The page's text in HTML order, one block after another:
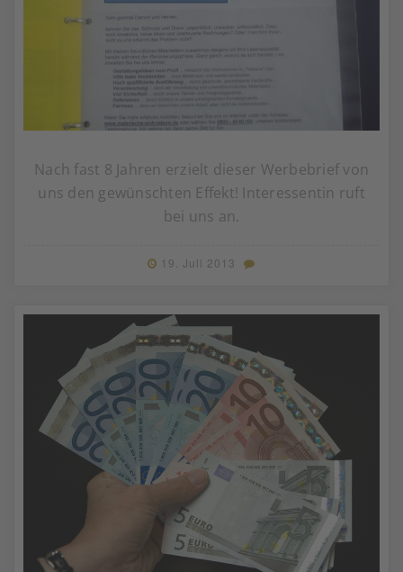
Nach fast 8 Jahren erzielt dieser Werbebrief von
uns den gewünschten Effekt! Interessentin ruft
bei uns an.
19. Juli 2013